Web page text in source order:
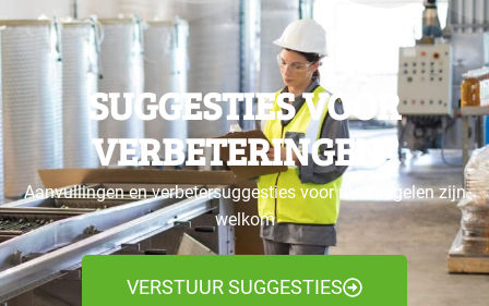
SUGGESTIES VOOR
VERBETERINGEN?
Aanvullingen en verbetersuggesties voor maatregelen zijn
welkom
VERSTUUR SUGGESTIES